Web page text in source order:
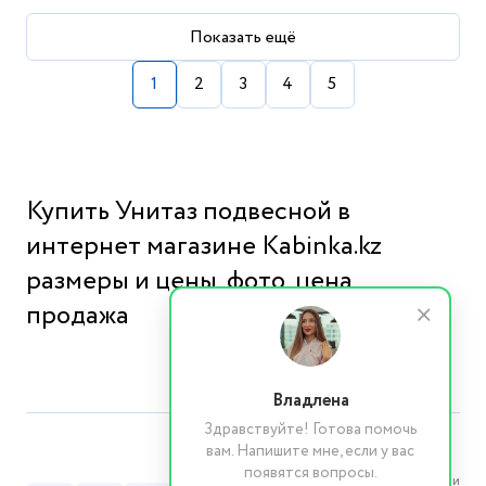
Показать ещё
1
2 3 4 5
Купить Унитаз подвесной в
интернет магазине Kabinka.kz
размеры и цены, фото, цена,
продажа
Реквизиты компании
Владлена
Здравствуйте! Готова помочь
вам. Напишите мне, если у вас
появятся вопросы.